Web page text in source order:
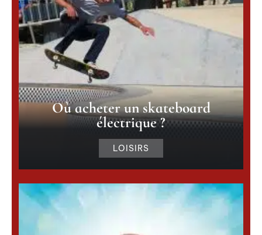
Où acheter un skateboard
électrique ?
LOISIRS